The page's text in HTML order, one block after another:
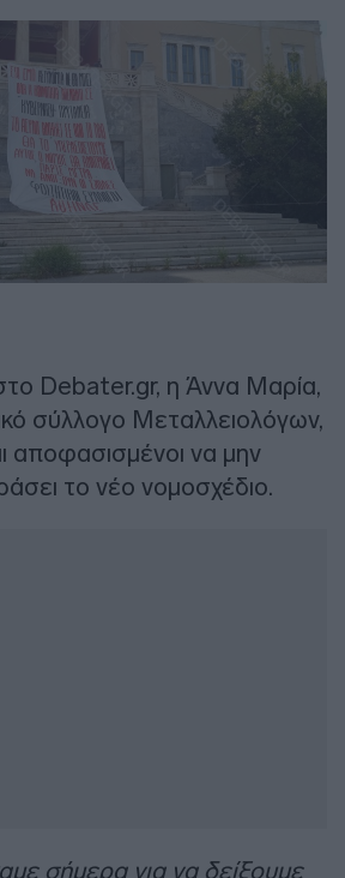
Debater.gr, η Άννα Μαρία,
σύλλογο Μεταλλειολόγων,
αποφασισμένοι να μην
το νέο νομοσχέδιο.
σήμερα για να δείξουμε